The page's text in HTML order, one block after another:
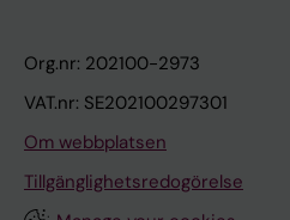
Org.nr: 202100-2973
VAT.nr: SE202100297301
Om webbplatsen
Tillgänglighetsredogörelse